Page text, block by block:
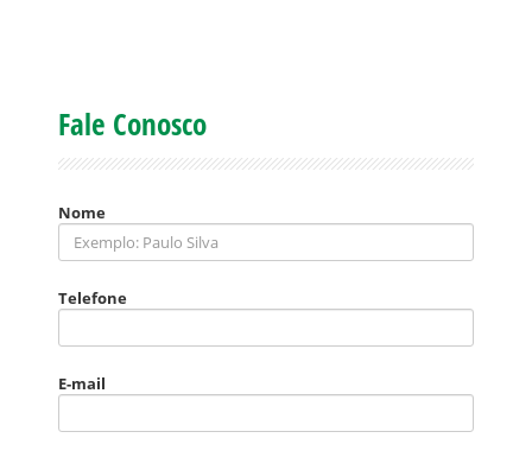
Fale Conosco
Nome
Telefone
E-mail